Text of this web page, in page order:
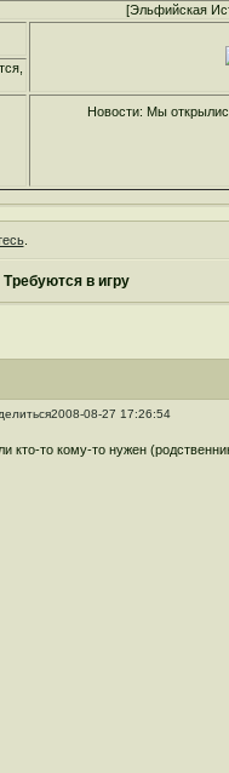
[Эльфийская
Новости: Мы
.
Требуются в игру
2008-08-27 17:26:54
кто-то кому-то нужен